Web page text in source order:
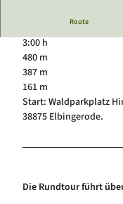
Hundeglück in Schierke
Route
3:00 h
480 m
387 m
161 m
Start: Waldparkplatz
38875 Elbingerode.
Die Rundtour führt